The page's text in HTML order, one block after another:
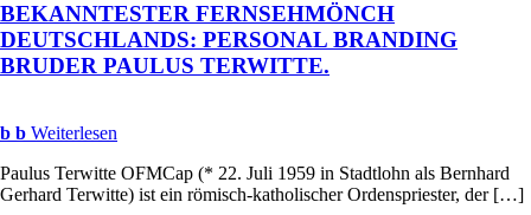
BEKANNTESTER FERNSEHMÖNCH
DEUTSCHLANDS: PERSONAL BRANDING
BRUDER PAULUS TERWITTE.
b b Weiterlesen
Paulus Terwitte OFMCap (* 22. Juli 1959 in Stadtlohn als Bernhard
Gerhard Terwitte) ist ein römisch-katholischer Ordenspriester, der […]